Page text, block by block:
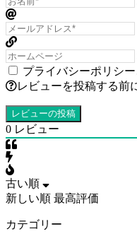
プライバシーポリシー
レビューを投稿する前
0 レビュー
古い順
新しい順 最高評価
カテゴリー